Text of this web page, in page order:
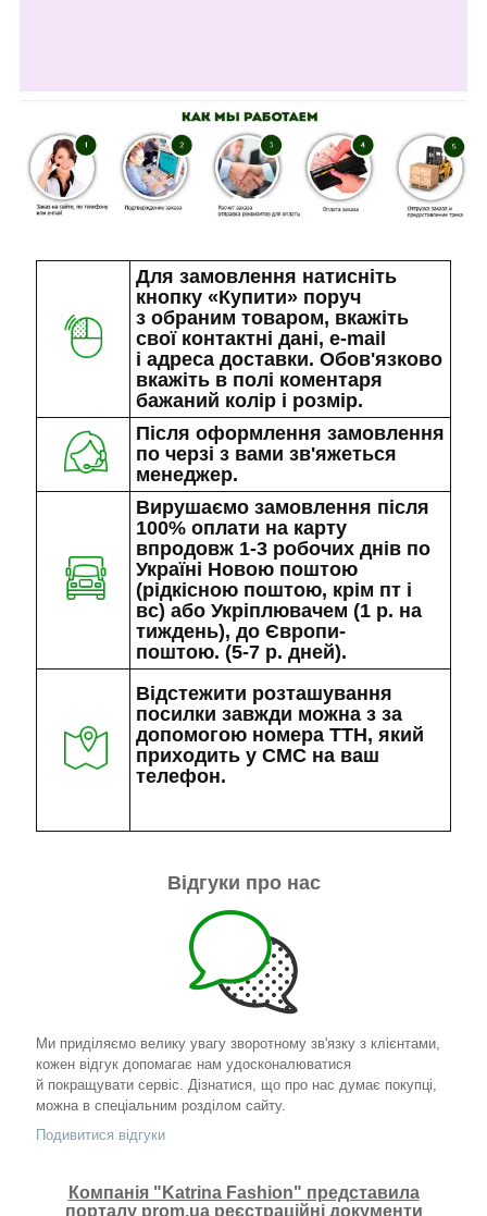
Для замовлення натисніть
кнопку «Купити» поруч
з обраним товаром, вкажіть
свої контактні дані, e-mail
і адреса доставки. Обов'язково
вкажіть в полі коментаря
бажаний колір і розмір.
Після оформлення замовлення
по черзі з вами зв'яжеться
менеджер.
Вирушаємо замовлення після
100% оплати на карту
впродовж 1-3 робочих днів по
Україні Новою поштою
(рідкісною поштою, крім пт і
вс) або Укріплювачем (1 р. на
тиждень), до Європи-
поштою. (5-7 р. дней).
Відстежити розташування
посилки завжди можна з за
допомогою номера ТТН, який
приходить у СМС на ваш
телефон.
Відгуки про нас
Ми приділяємо велику увагу зворотному зв'язку з клієнтами,
кожен відгук допомагає нам удосконалюватися
й покращувати сервіс. Дізнатися, що про нас думає покупці,
можна в спеціальним розділом сайту.
Подивитися відгуки
Компанія "Katrina Fashion" представила
порталу prom.ua реєстраційні документи